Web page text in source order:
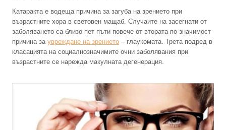
Катаракта е водеща причина за загуба на зрението при
възрастните хора в световен мащаб. Случаите на засегнати от
заболяването са близо пет пъти повече от втората по значимост
причина за увреждане на зрението – глаукомата. Трета подред в
класацията на социалнозначимите очни заболявания при
възрастните се нарежда макулната дегенерация.